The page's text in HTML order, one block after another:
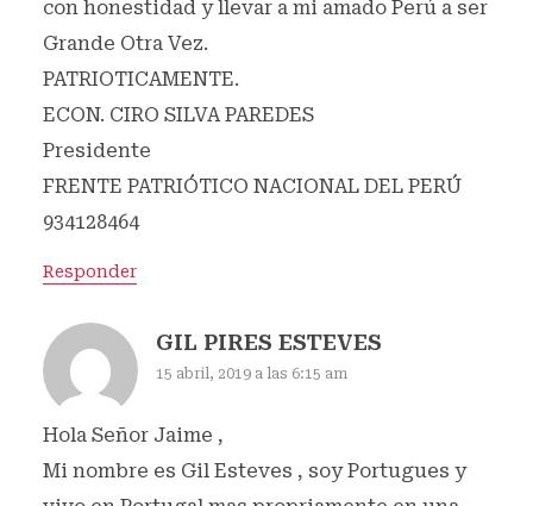
con honestidad y llevar a mi amado Perú a ser
Grande Otra Vez.
PATRIOTICAMENTE.
ECON. CIRO SILVA PAREDES
Presidente
FRENTE PATRIÓTICO NACIONAL DEL PERÚ
934128464
Responder
GIL PIRES ESTEVES
15 abril, 2019 a las 6:15 am
Hola Señor Jaime ,
Mi nombre es Gil Esteves , soy Portugues y